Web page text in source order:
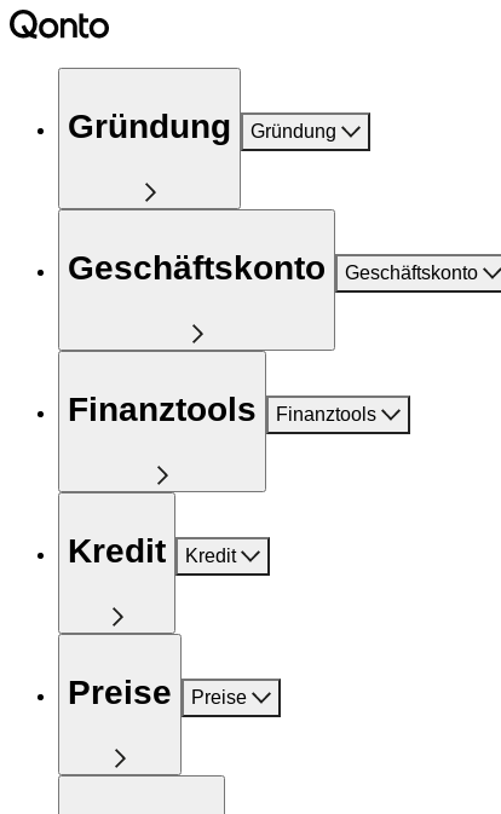
Gründung Gründung
Geschäftskonto Geschäftskonto
Finanztools Finanztools
Kredit Kredit
Preise Preise